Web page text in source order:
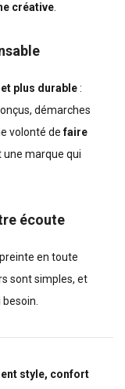
créative
plus durable:
démarches
volonté defaire
une marque qui
écoute
en toute
sont simples, et
style, confort